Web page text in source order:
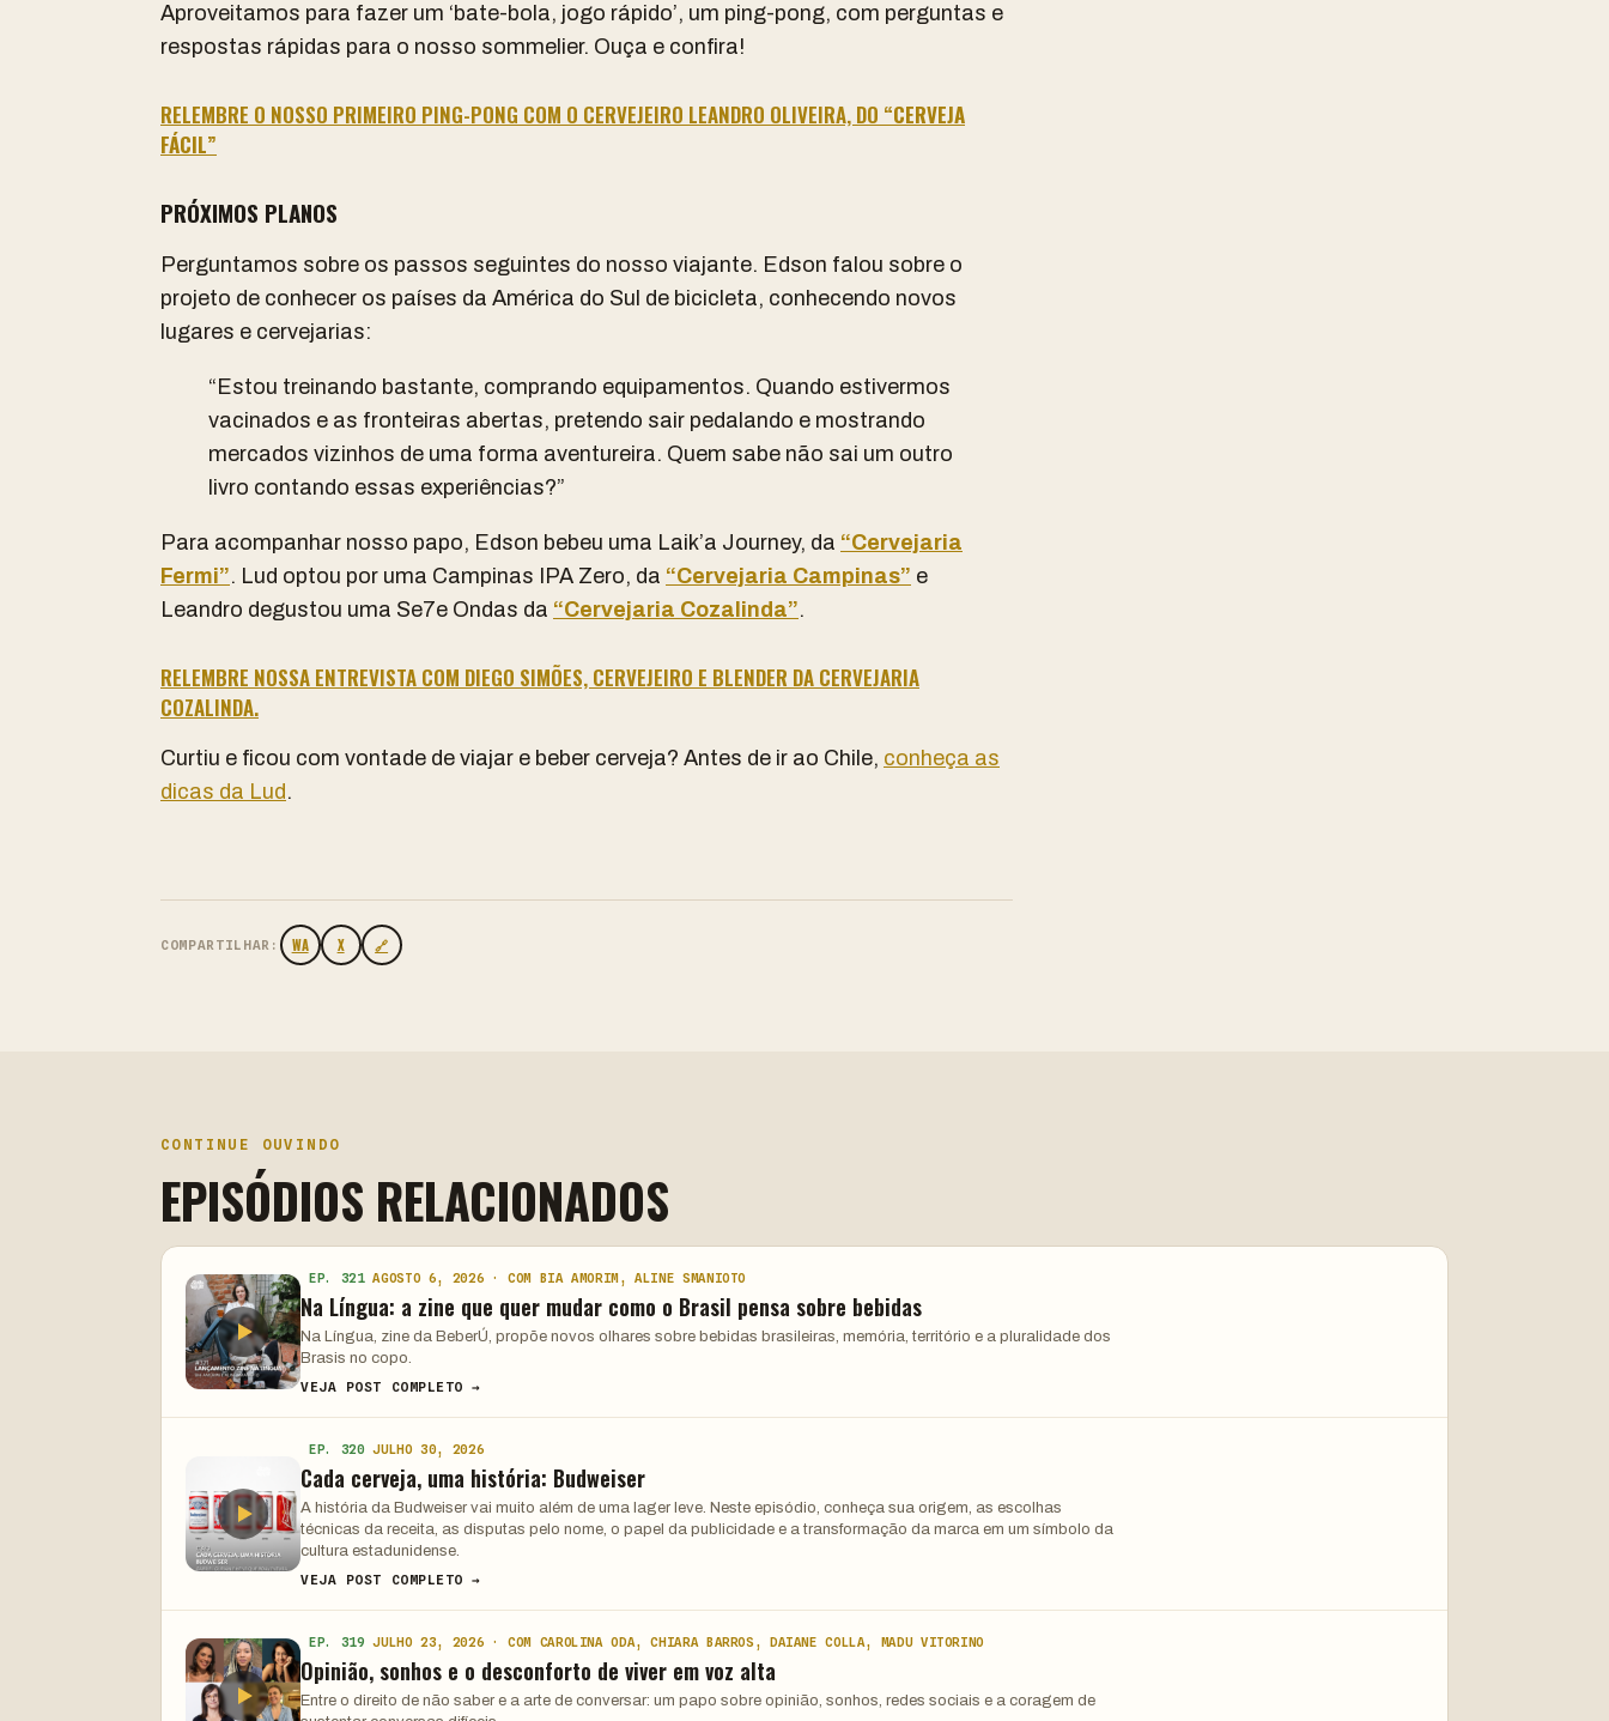
Aproveitamos para fazer um ‘bate-bola, jogo rápido’, um ping-pong, com perguntas e
respostas rápidas para o nosso sommelier. Ouça e confira!
RELEMBRE O NOSSO PRIMEIRO PING-PONG COM O CERVEJEIRO LEANDRO OLIVEIRA, DO “CERVEJA
FÁCIL”
PRÓXIMOS PLANOS
Perguntamos sobre os passos seguintes do nosso viajante. Edson falou sobre o
projeto de conhecer os países da América do Sul de bicicleta, conhecendo novos
lugares e cervejarias:
“Estou treinando bastante, comprando equipamentos. Quando estivermos
vacinados e as fronteiras abertas, pretendo sair pedalando e mostrando
mercados vizinhos de uma forma aventureira. Quem sabe não sai um outro
livro contando essas experiências?”
Para acompanhar nosso papo, Edson bebeu uma Laik’a Journey, da “Cervejaria
Fermi”. Lud optou por uma Campinas IPA Zero, da “Cervejaria Campinas” e
Leandro degustou uma Se7e Ondas da “Cervejaria Cozalinda”.
RELEMBRE NOSSA ENTREVISTA COM DIEGO SIMÕES, CERVEJEIRO E BLENDER DA CERVEJARIA
COZALINDA.
Curtiu e ficou com vontade de viajar e beber cerveja? Antes de ir ao Chile, conheça as
dicas da Lud .
COMPARTILHAR: WA X 🔗
CONTINUE OUVINDO
EPISÓDIOS RELACIONADOS
EP. 321 AGOSTO 6, 2026 · COM BIA AMORIM, ALINE SMANIOTO
Na Língua: a zine que quer mudar como o Brasil pensa sobre bebidas
Na Língua, zine da BeberÚ, propõe novos olhares sobre bebidas brasileiras, memória, território e a pluralidade dos
Brasis no copo.
VEJA POST COMPLETO →
EP. 320 JULHO 30, 2026
Cada cerveja, uma história: Budweiser
A história da Budweiser vai muito além de uma lager leve. Neste episódio, conheça sua origem, as escolhas
técnicas da receita, as disputas pelo nome, o papel da publicidade e a transformação da marca em um símbolo da
cultura estadunidense.
VEJA POST COMPLETO →
EP. 319 JULHO 23, 2026 · COM CAROLINA ODA, CHIARA BARROS, DAIANE COLLA, MADU VITORINO
Opinião, sonhos e o desconforto de viver em voz alta
Entre o direito de não saber e a arte de conversar: um papo sobre opinião, sonhos, redes sociais e a coragem de